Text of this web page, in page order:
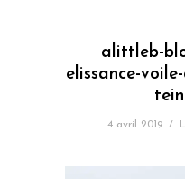
alittleb-
elissance-
4 avril 2019 /